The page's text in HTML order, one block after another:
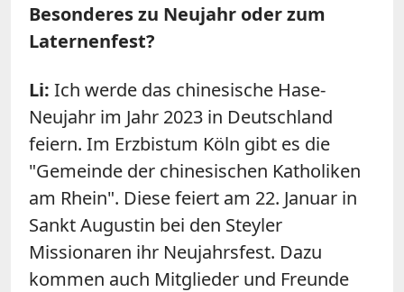
Besonderes zu Neujahr oder zum
Laternenfest?
Li: Ich werde das chinesische Hase-
Neujahr im Jahr 2023 in Deutschland
feiern. Im Erzbistum Köln gibt es die
"Gemeinde der chinesischen Katholiken
am Rhein". Diese feiert am 22. Januar in
Sankt Augustin bei den Steyler
Missionaren ihr Neujahrsfest. Dazu
kommen auch Mitglieder und Freunde